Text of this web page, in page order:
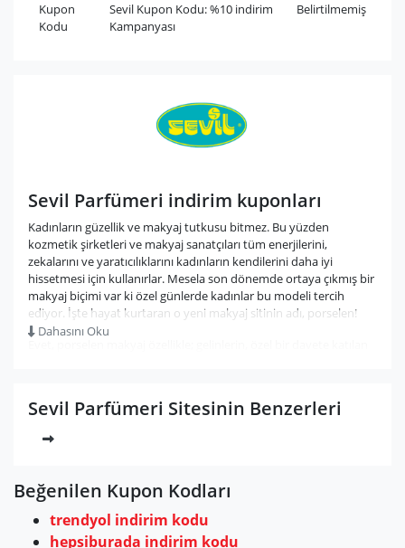
Kupon
Kodu
Sevil Kupon Kodu: %10 indirim
Kampanyası
Belirtilmemiş
Sevil Parfümeri indirim kuponları
Kadınların güzellik ve makyaj tutkusu bitmez. Bu yüzden
kozmetik şirketleri ve makyaj sanatçıları tüm enerjilerini,
zekalarını ve yaratıcılıklarını kadınların kendilerini daha iyi
hissetmesi için kullanırlar. Mesela son dönemde ortaya çıkmış bir
makyaj biçimi var ki özel günlerde kadınlar bu modeli tercih
ediyor. İşte hayat kurtaran o yeni makyaj sitinin adı, porselen!
makyajlı bir şekilde durmak zorunda kalırsanız kalın asla akmıyor
vazgeçemediği şeylerden biri oluyor.
var ve profesyonellerin uygulaması gerekiyor. Şimdi diyelim ki
çok özel bir gününüz var evleneceksiniz ya da bir filmde rol
aldınız ve galada muhteşem görünmesi gereken bir ünlüsünüz.
Dahasını Oku
Sevil Parfümeri Sitesinin Benzerleri
Beğenilen Kupon Kodları
trendyol indirim kodu
hepsiburada indirim kodu